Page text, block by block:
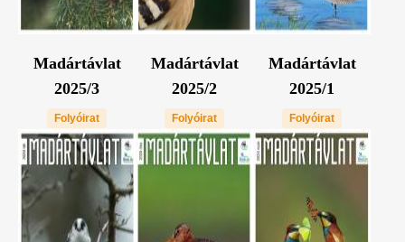
Madártávlat
2025/3
Folyóirat
Madártávlat
2025/2
Folyóirat
Madártávlat
2025/1
Folyóirat